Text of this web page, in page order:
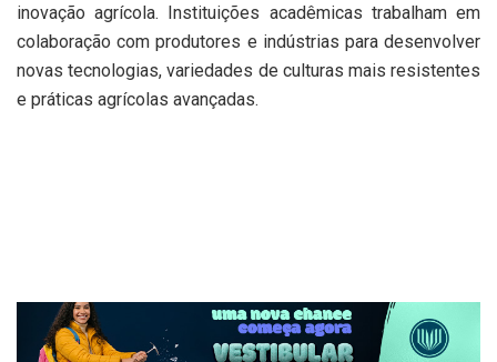
inovação agrícola. Instituições acadêmicas trabalham em
colaboração com produtores e indústrias para desenvolver
novas tecnologias, variedades de culturas mais resistentes
e práticas agrícolas avançadas.